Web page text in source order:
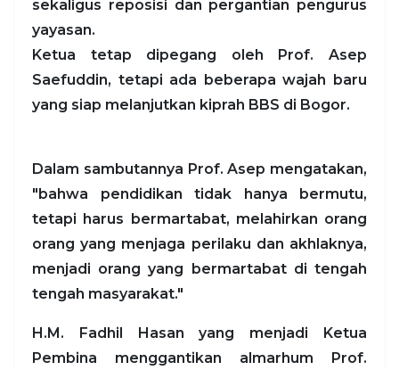
sekaligus reposisi dan pergantian pengurus
yayasan.
Ketua tetap dipegang oleh Prof. Asep
Saefuddin, tetapi ada beberapa wajah baru
yang siap melanjutkan kiprah BBS di Bogor.
Dalam sambutannya Prof. Asep mengatakan,
"bahwa pendidikan tidak hanya bermutu,
tetapi harus bermartabat, melahirkan orang
orang yang menjaga perilaku dan akhlaknya,
menjadi orang yang bermartabat di tengah
tengah masyarakat."
H.M. Fadhil Hasan yang menjadi Ketua
Pembina menggantikan almarhum Prof.